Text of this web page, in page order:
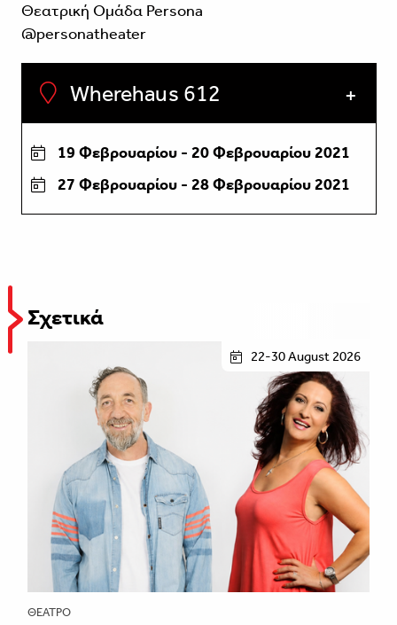
Θεατρική Ομάδα Persona
@personatheater
Wherehaus 612
19 Φεβρουαρίου - 20 Φεβρουαρίου 2021
27 Φεβρουαρίου - 28 Φεβρουαρίου 2021
Σχετικά
22-30 August 2026
ΘΈΑΤΡΟ